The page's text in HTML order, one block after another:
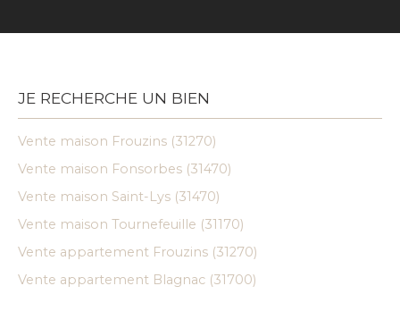
JE RECHERCHE UN BIEN
Vente maison Frouzins (31270)
Vente maison Fonsorbes (31470)
Vente maison Saint-Lys (31470)
Vente maison Tournefeuille (31170)
Vente appartement Frouzins (31270)
Vente appartement Blagnac (31700)